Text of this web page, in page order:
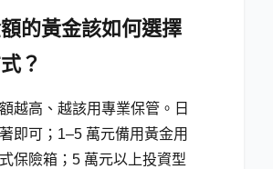
的黃金該如何選擇
？
越高、越該用專業保管。日
即可；1–5 萬元備用黃金用
保險箱；5 萬元以上投資型